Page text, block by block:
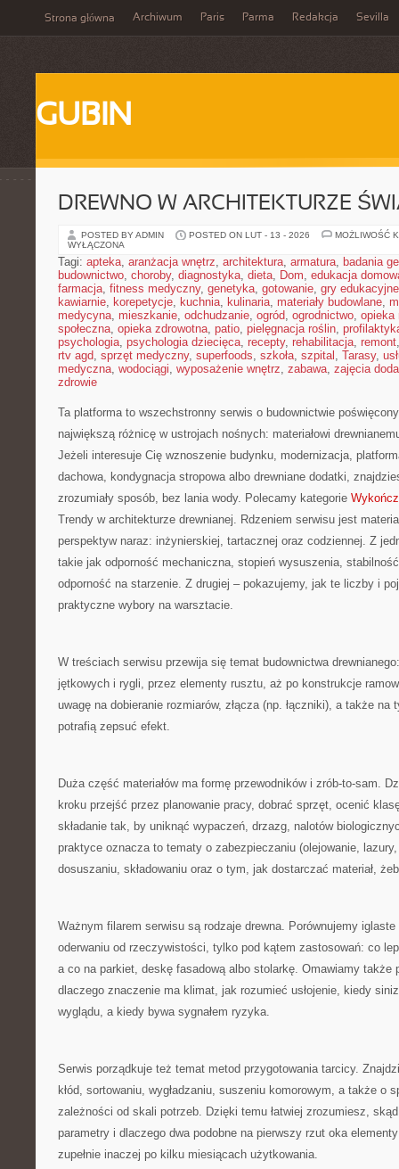
Strona główna Archiwum Paris Parma Redakcja Sevilla
GUBIN
DREWNO W ARCHITEKTURZE
POSTED BY ADMIN POSTED ON LUT - 13 - 2026
MOŻLIWOŚĆ
WYŁĄCZONA
Tagi: apteka, aranżacja wnętrz, architektura, armatura, badania
budownictwo, choroby, diagnostyka, dieta, Dom, edukacja
farmacja, fitness medyczny, genetyka, gotowanie, gry edukacyjne
kawiarnie, korepetycje, kuchnia, kulinaria, materiały budowlane,
medycyna, mieszkanie, odchudzanie, ogród, ogrodnictwo, opieka
społeczna, opieka zdrowotna, patio, pielęgnacja roślin,
psychologia, psychologia dziecięca, recepty, rehabilitacja, remont
rtv agd, sprzęt medyczny, superfoods, szkoła, szpital , Tarasy,
medyczna, wodociągi, wyposażenie wnętrz, zabawa, zajęcia
zdrowie
Ta platforma to wszechstronny serwis o budownictwie
największą różnicę w ustrojach nośnych: materiałowi
Jeżeli interesuje Cię wznoszenie budynku, modernizacja,
dachowa, kondygnacja stropowa albo drewniane dodatki,
zrozumiały sposób, bez lania wody. Polecamy kategorie
Trendy w architekturze drewnianej. Rdzeniem serwisu jest
perspektyw naraz: inżynierskiej, tartacznej oraz codziennej. Z
takie jak odporność mechaniczna, stopień wysuszenia,
odporność na starzenie. Z drugiej – pokazujemy, jak te liczby i
praktyczne wybory na warsztacie.
W treściach serwisu przewija się temat budownictwa
jętkowych i rygli, przez elementy rusztu, aż po konstrukcje
uwagę na dobieranie rozmiarów, złącza (np. łączniki), a także na
potrafią zepsuć efekt.
Duża część materiałów ma formę przewodników i zrób-to-sam.
kroku przejść przez planowanie pracy, dobrać sprzęt, ocenić
składanie tak, by uniknąć wypaczeń, drzazg, nalotów
praktyce oznacza to tematy o zabezpieczaniu (olejowanie,
dosuszaniu, składowaniu oraz o tym, jak dostarczać materiał,
Ważnym filarem serwisu są rodzaje drewna. Porównujemy
oderwaniu od rzeczywistości, tylko pod kątem zastosowań: co
a co na parkiet, deskę fasadową albo stolarkę. Omawiamy także
dlaczego znaczenie ma klimat, jak rozumieć usłojenie, kiedy
wyglądu, a kiedy bywa sygnałem ryzyka.
Serwis porządkuje też temat metod przygotowania tarcicy.
kłód, sortowaniu, wygładzaniu, suszeniu komorowym, a także o
zależności od skali potrzeb. Dzięki temu łatwiej zrozumiesz,
parametry i dlaczego dwa podobne na pierwszy rzut oka
zupełnie inaczej po kilku miesiącach użytkowania.